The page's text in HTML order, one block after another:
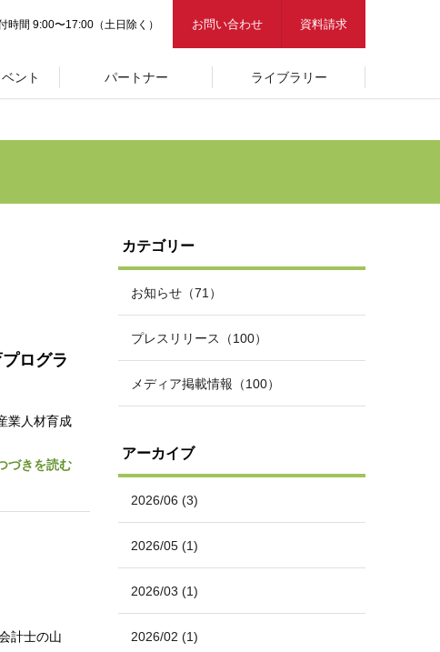
時間 9:00〜17:00（土日除く） お問い合わせ 資料請求
ント パートナー ライブラリー
ログラ
業人材育成
づきを読む
計士の山
カテゴリー
お知らせ（71）
プレスリリース（100）
メディア掲載情報（100）
アーカイブ
2026/06 (3)
2026/05 (1)
2026/03 (1)
2026/02 (1)